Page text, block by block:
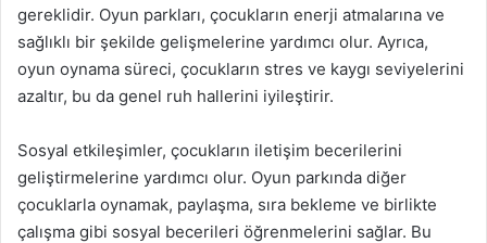
gereklidir. Oyun parkları, çocukların enerji atmalarına ve
sağlıklı bir şekilde gelişmelerine yardımcı olur. Ayrıca,
oyun oynama süreci, çocukların stres ve kaygı seviyelerini
azaltır, bu da genel ruh hallerini iyileştirir.
Sosyal etkileşimler, çocukların iletişim becerilerini
geliştirmelerine yardımcı olur. Oyun parkında diğer
çocuklarla oynamak, paylaşma, sıra bekleme ve birlikte
çalışma gibi sosyal becerileri öğrenmelerini sağlar. Bu